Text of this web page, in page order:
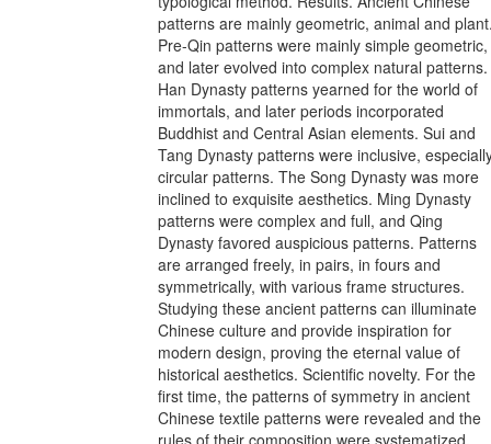
patterns are mainly geometric, animal and
Pre-Qin patterns were mainly simple geometric,
and later evolved into complex natural patterns.
Han Dynasty patterns yearned for the world of
immortals, and later periods incorporated
Buddhist and Central Asian elements. Sui and
Tang Dynasty patterns were inclusive,
circular patterns. The Song Dynasty was more
inclined to exquisite aesthetics. Ming Dynasty
patterns were complex and full, and Qing
Dynasty favored auspicious patterns. Patterns
are arranged freely, in pairs, in fours and
symmetrically, with various frame structures.
Studying these ancient patterns can illuminate
Chinese culture and provide inspiration for
modern design, proving the eternal value of
historical aesthetics. Scientific novelty. For the
first time, the patterns of symmetry in ancient
Chinese textile patterns were revealed and the
rules of their composition were systematized,